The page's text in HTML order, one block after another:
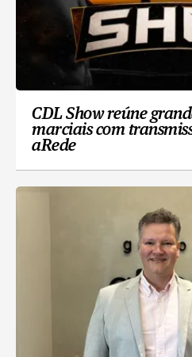
CDL Show reúne
marciais com
aRede